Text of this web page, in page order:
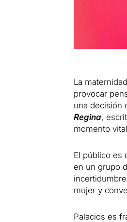
La
provocar
una decisión
Regina,
momento
El público es
en un grupo
mujer y
Palacios es